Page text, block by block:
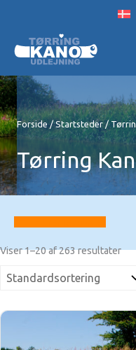
indholdet
Forside /Startsteder /
Tørring
Viser 1–20 af 263 resultater